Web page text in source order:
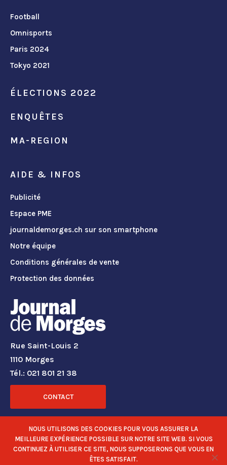
Football
Omnisports
Paris 2024
Tokyo 2021
ÉLECTIONS 2022
ENQUÊTES
MA-REGION
AIDE & INFOS
Publicité
Espace PME
journaldemorges.ch sur son smartphone
Notre équipe
Conditions générales de vente
Protection des données
Rue Saint-Louis 2
1110 Morges
Tél.: 021 801 21 38
CONTACT
RÉSEAUX SOCIAUX
NOUS UTILISONS DES COOKIES POUR VOUS ASSURER LA
MEILLEURE EXPÉRIENCE POSSIBLE SUR NOTRE SITE WEB. SI VOUS
CONTINUEZ À UTILISER CE SITE, NOUS SUPPOSERONS QUE VOUS EN
ÊTES SATISFAIT.